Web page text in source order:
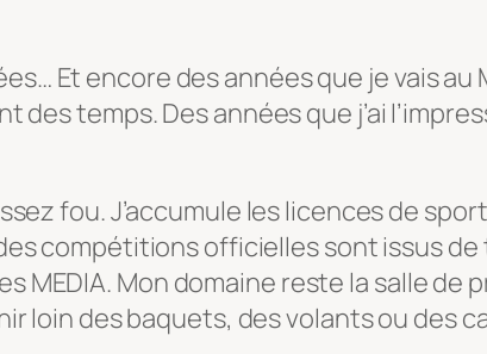
Et encore des années que je vais
des temps. Des années que j’ai
fou. J’accumule les licences de
compétitions officielles sont issus
MEDIA. Mon domaine reste la salle de
loin des baquets, des volants ou des